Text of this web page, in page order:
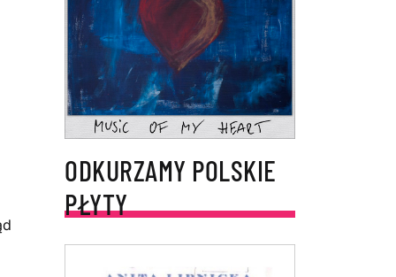
ODKURZAMY POLSKIE
PŁYTY